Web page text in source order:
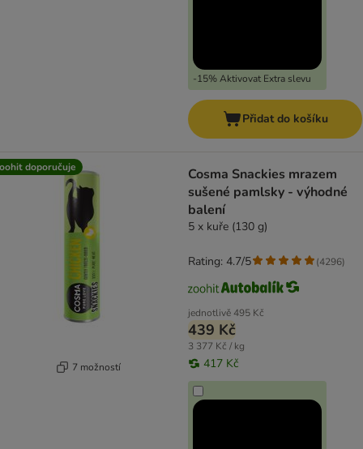
-15% Aktivovat Extra slevu
Přidat do košíku
doporučuje
7 možností
Cosma Snackies mrazem
sušené pamlsky - výhodné
balení
5 x kuře (130 g)
jednotlivě495 Kč
439 Kč
3 377 Kč / kg
417 Kč
Rating: 4.7/5 (4296)